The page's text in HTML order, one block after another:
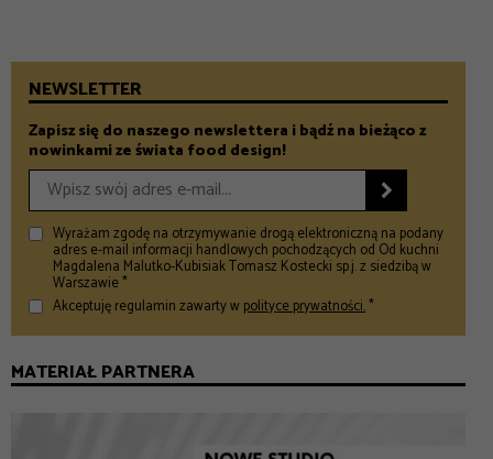
NEWSLETTER
Zapisz się do naszego newslettera i bądź na bieżąco z
nowinkami ze świata food design!

Wyrażam zgodę na otrzymywanie drogą elektroniczną na podany
adres e-mail informacji handlowych pochodzących od Od kuchni
Magdalena Malutko-Kubisiak Tomasz Kostecki sp.j. z siedzibą w
Warszawie *
Akceptuję regulamin zawarty wpolityce prywatności.*
MATERIAŁ PARTNERA